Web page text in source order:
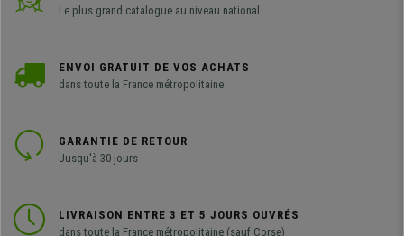
Le plus grand catalogue au niveau national
ENVOI GRATUIT DE VOS ACHATS
dans toute la France métropolitaine
GARANTIE DE RETOUR
Jusqu'à 30 jours
LIVRAISON ENTRE 3 ET 5 JOURS OUVRÉS
dans toute la France métropolitaine (sauf Corse)